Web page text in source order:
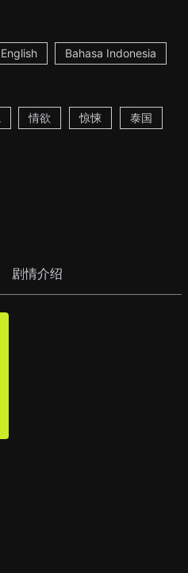
English Bahasa Indonesia
情欲 惊悚 泰国
剧情介绍